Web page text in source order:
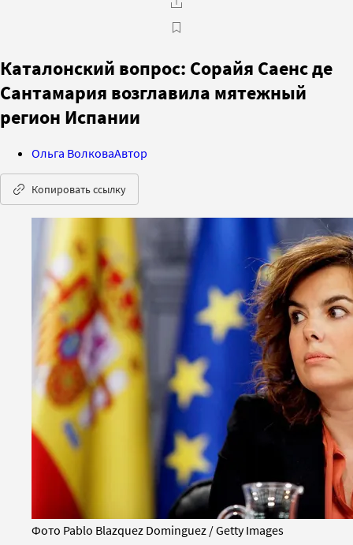
Каталонский вопрос: Сорайя Саенс де
Сантамария возглавила мятежный
регион Испании
Ольга ВолковаАвтор
Копировать ссылку
Фото Pablo Blazquez Dominguez / Getty Images